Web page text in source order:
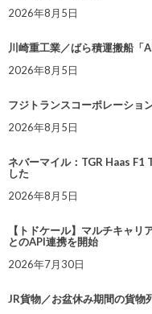
2026年8月5日
川崎重工業／ばら積運搬船「
2026年8月5日
フジトランスコーポレーショ
2026年8月5日
ネバーマイル：TGR Haas F1
した
2026年8月5日
【トドケール】マルチキャ
とのAPI連携を開始
2026年7月30日
JR貨物／お盆休み期間の貨物